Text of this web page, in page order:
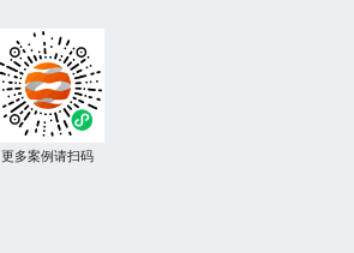
更多案例请扫码